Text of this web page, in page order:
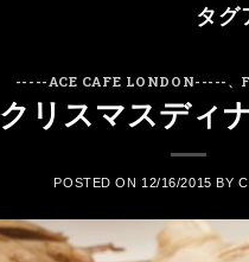
タグ
-----ACE CAFE LONDON----- 、
クリスマスディ
POSTED ON 12/16/2015 BY